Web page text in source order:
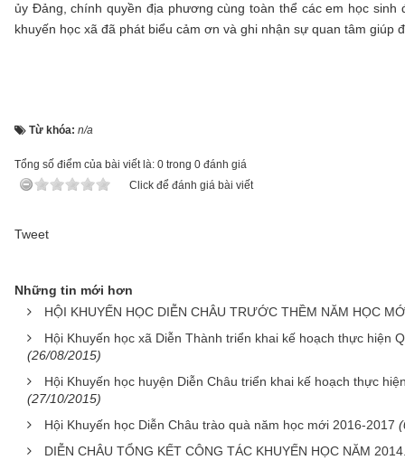
ủy Đảng, chính quyền địa phương cùng toàn thể các em học
khuyến học xã đã phát biểu cảm ơn và ghi nhận sự quan tâm
Từ khóa: n/a
Tổng số điểm của bài viết là: 0 trong 0 đánh giá
Click để đánh giá bài viết
Tweet
Những tin mới hơn
HỘI KHUYẾN HỌC DIỄN CHÂU TRƯỚC THỀM NĂM HỌC
Hội Khuyến học xã Diễn Thành triển khai kế hoạch thực hiện
(26/08/2015)
Hội Khuyến học huyện Diễn Châu triển khai kế hoạch thực
(27/10/2015)
Hội Khuyến học Diễn Châu trào quà năm học mới 2016-2017
DIỄN CHÂU TỔNG KẾT CÔNG TÁC KHUYẾN HỌC NĂM